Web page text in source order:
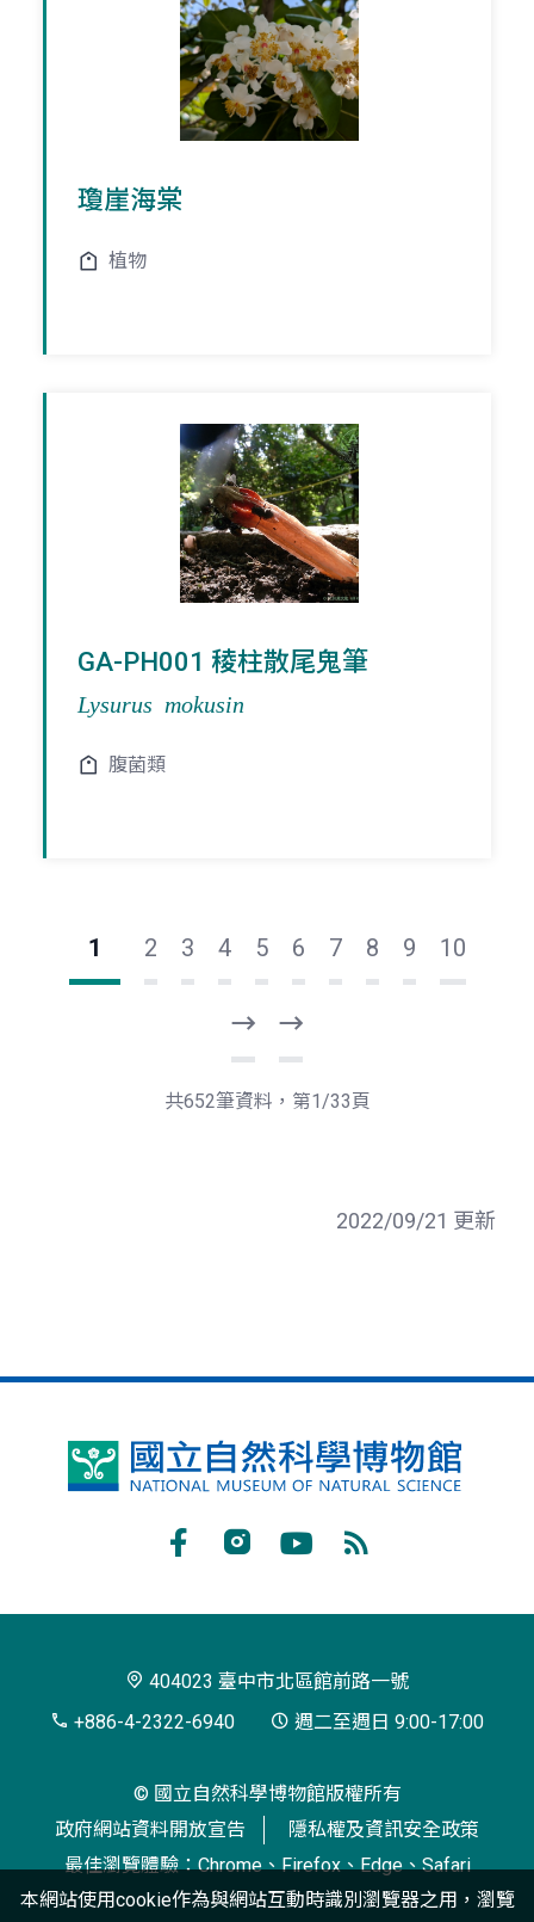
瓊崖海棠
植物
GA-PH001 稜柱散尾鬼筆
Lysurus mokusin
腹菌類
1 2 3 4 5 6 7 8 9 10
一
頁
後
一
共652筆資料，第1/33頁
2022/09/21 更新
國
博
閱
404023 臺中市北區館前路一號
+886-4-2322-6940
週二至週日 9:00-17:00
© 國立自然科學博物館版權所有
政府網站資料開放宣告
隱私權及資訊安全政策
最佳瀏覽體驗：Chrome、Firefox、Edge、Safari
本網站使用cookie作為與網站互動時識別瀏覽器之用，瀏覽